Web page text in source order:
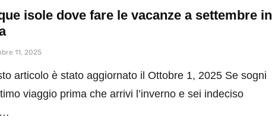
isole dove fare le vacanze a settembre in
11, 2025
articolo è stato aggiornato il Ottobre 1, 2025 Se sogni
viaggio prima che arrivi l’inverno e sei indeciso